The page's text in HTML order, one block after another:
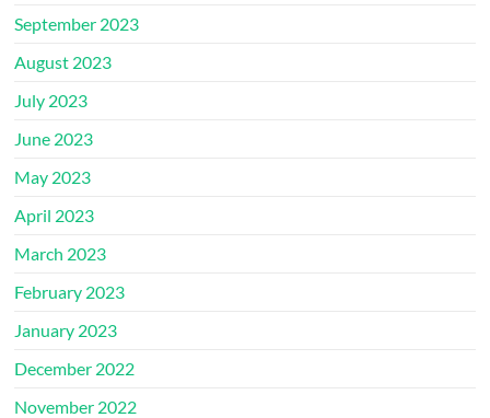
September 2023
August 2023
July 2023
June 2023
May 2023
April 2023
March 2023
February 2023
January 2023
December 2022
November 2022